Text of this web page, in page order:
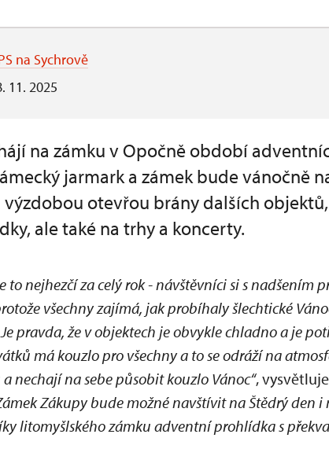
na Sychrově
11. 2025
na zámku v Opočně období
jarmark a zámek bude vánočně
otevřou brány dalších
ale také na trhy a koncerty.
to nejhezčí za celý rok - návštěvníci si s nadšením
všechny zajímá, jak probíhaly šlechtické
pravda, že v objektech je obvykle chladno a je
má kouzlo pro všechny a to se odráží na
nechají na sebe působit kouzlo Vánoc“,
Zákupy bude možné navštívit na Štědrý den i
litomyšlského zámku adventní prohlídka s